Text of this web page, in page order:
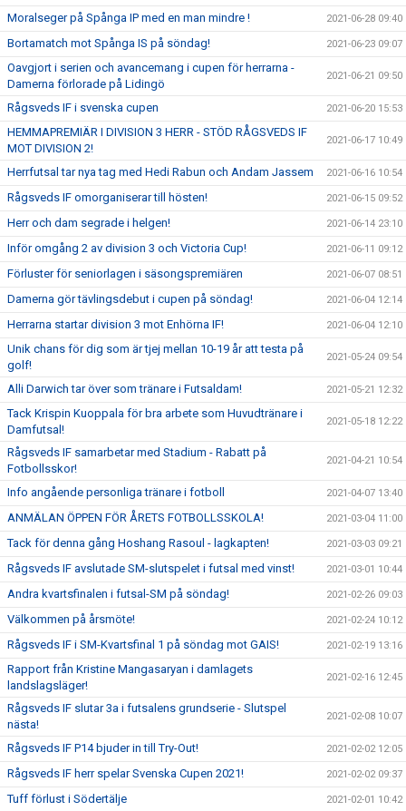
Moralseger på Spånga IP med en man mindre ! 2021-06-28 09:40
Bortamatch mot Spånga IS på söndag! 2021-06-23 09:07
Oavgjort i serien och avancemang i cupen för herrarna -
Damerna förlorade på Lidingö
2021-06-21 09:50
Rågsveds IF i svenska cupen 2021-06-20 15:53
HEMMAPREMIÄR I DIVISION 3 HERR - STÖD RÅGSVEDS IF
MOT DIVISION 2!
2021-06-17 10:49
Herrfutsal tar nya tag med Hedi Rabun och Andam Jassem 2021-06-16 10:54
Rågsveds IF omorganiserar till hösten! 2021-06-15 09:52
Herr och dam segrade i helgen! 2021-06-14 23:10
Inför omgång 2 av division 3 och Victoria Cup! 2021-06-11 09:12
Förluster för seniorlagen i säsongspremiären 2021-06-07 08:51
Damerna gör tävlingsdebut i cupen på söndag! 2021-06-04 12:14
Herrarna startar division 3 mot Enhörna IF! 2021-06-04 12:10
Unik chans för dig som är tjej mellan 10-19 år att testa på
golf!
2021-05-24 09:54
Alli Darwich tar över som tränare i Futsaldam! 2021-05-21 12:32
Tack Krispin Kuoppala för bra arbete som Huvudtränare i
Damfutsal!
2021-05-18 12:22
Rågsveds IF samarbetar med Stadium - Rabatt på
Fotbollsskor!
2021-04-21 10:54
Info angående personliga tränare i fotboll 2021-04-07 13:40
ANMÄLAN ÖPPEN FÖR ÅRETS FOTBOLLSSKOLA! 2021-03-04 11:00
Tack för denna gång Hoshang Rasoul - lagkapten! 2021-03-03 09:21
Rågsveds IF avslutade SM-slutspelet i futsal med vinst! 2021-03-01 10:44
Andra kvartsfinalen i futsal-SM på söndag! 2021-02-26 09:03
Välkommen på årsmöte! 2021-02-24 10:12
Rågsveds IF i SM-Kvartsfinal 1 på söndag mot GAIS! 2021-02-19 13:16
Rapport från Kristine Mangasaryan i damlagets
landslagsläger!
2021-02-16 12:45
Rågsveds IF slutar 3a i futsalens grundserie - Slutspel
nästa!
2021-02-08 10:07
Rågsveds IF P14 bjuder in till Try-Out! 2021-02-02 12:05
Rågsveds IF herr spelar Svenska Cupen 2021! 2021-02-02 09:37
Tuff förlust i Södertälje 2021-02-01 10:42